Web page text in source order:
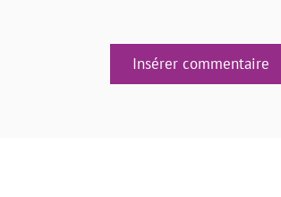
Insérer commentaire